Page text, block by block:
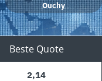
Ouchy
Beste Quote
2,14